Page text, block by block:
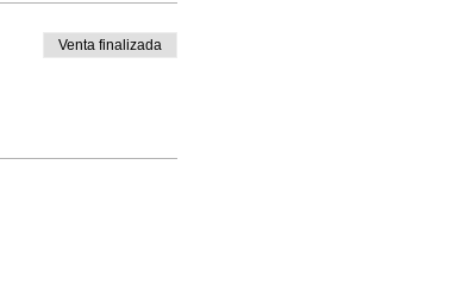
Venta finalizada